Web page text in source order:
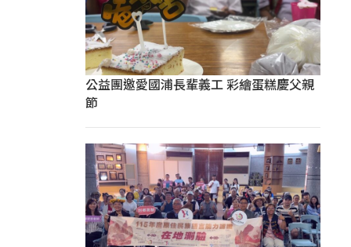
公益團邀愛國浦長輩義工 彩繪蛋糕慶父親
節